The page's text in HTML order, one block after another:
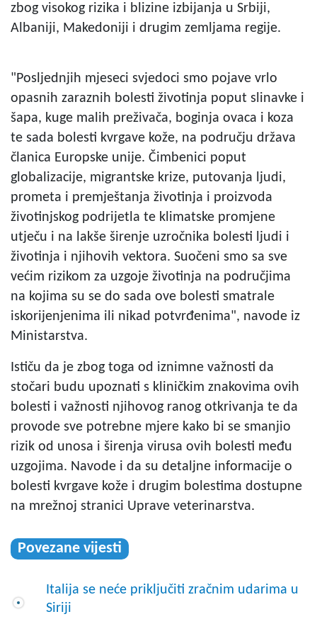
zbog visokog rizika i blizine izbijanja u Srbiji,
Albaniji, Makedoniji i drugim zemljama regije.
"Posljednjih mjeseci svjedoci smo pojave vrlo
opasnih zaraznih bolesti životinja poput slinavke i
šapa, kuge malih preživača, boginja ovaca i koza
te sada bolesti kvrgave kože, na području država
članica Europske unije. Čimbenici poput
globalizacije, migrantske krize, putovanja ljudi,
prometa i premještanja životinja i proizvoda
životinjskog podrijetla te klimatske promjene
utječu i na lakše širenje uzročnika bolesti ljudi i
životinja i njihovih vektora. Suočeni smo sa sve
većim rizikom za uzgoje životinja na područjima
na kojima su se do sada ove bolesti smatrale
iskorijenjenima ili nikad potvrđenima", navode iz
Ministarstva.
Ističu da je zbog toga od iznimne važnosti da
stočari budu upoznati s kliničkim znakovima ovih
bolesti i važnosti njihovog ranog otkrivanja te da
provode sve potrebne mjere kako bi se smanjio
rizik od unosa i širenja virusa ovih bolesti među
uzgojima. Navode i da su detaljne informacije o
bolesti kvrgave kože i drugim bolestima dostupne
na mrežnoj stranici Uprave veterinarstva.
Povezane vijesti
Italija se neće priključiti zračnim udarima u
Siriji